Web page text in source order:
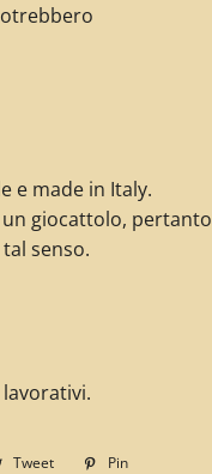
e made in Italy.
giocattolo, pertanto
senso.
Tweet
Twitta
Pin